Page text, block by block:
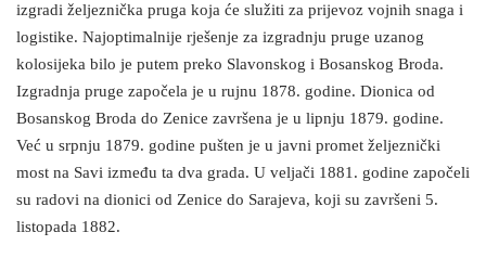
izgradi željeznička pruga koja će služiti za prijevoz vojnih snaga i
logistike. Najoptimalnije rješenje za izgradnju pruge uzanog
kolosijeka bilo je putem preko Slavonskog i Bosanskog Broda.
Izgradnja pruge započela je u rujnu 1878. godine. Dionica od
Bosanskog Broda do Zenice završena je u lipnju 1879. godine.
Već u srpnju 1879. godine pušten je u javni promet željeznički
most na Savi između ta dva grada. U veljači 1881. godine započeli
su radovi na dionici od Zenice do Sarajeva, koji su završeni 5.
listopada 1882.